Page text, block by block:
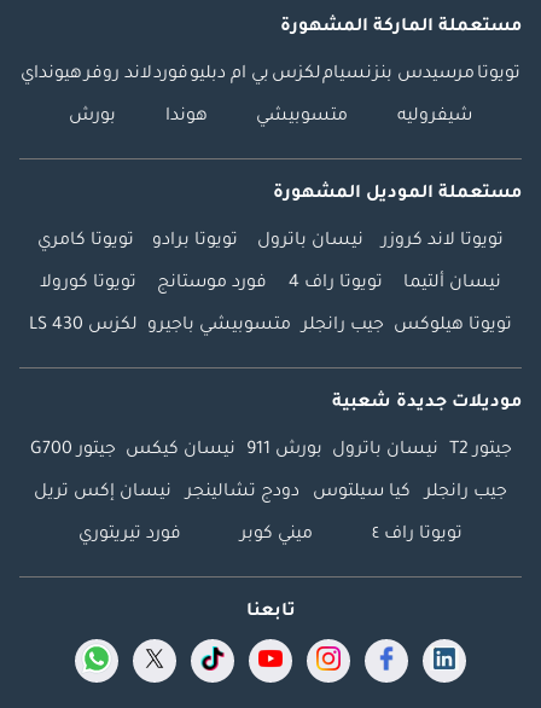
مستعملة الماركة المشهورة
تويوتا مرسيدس بنزنسياملكزس بي ام دبليوفوردلاند روفرهيونداي
شيفروليه متسوبيشي هوندا بورش
مستعملة الموديل المشهورة
تويوتا لاند كروزر نيسان باترول تويوتا برادو تويوتا كامري
نيسان ألتيما تويوتا راف 4 فورد موستانج تويوتا كورولا
تويوتا هيلوكس جيب رانجلر متسوبيشي باجيرو لكزس LS 430
موديلات جديدة شعبية
جيتور T2 نيسان باترول بورش 911 نيسان كيكس جيتور G700
جيب رانجلر كيا سيلتوس دودج تشالينجر نيسان إكس تريل
تويوتا راف ٤ ميني كوبر فورد تيريتوري
تابعنا